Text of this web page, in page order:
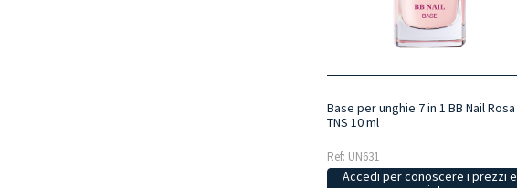
Base per unghie 7 in 1 BB Nail Rosa
TNS 10 ml
Ref: UN631
Accedi per conoscere i prezzi e